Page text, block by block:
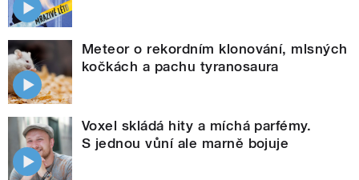
Meteor o rekordním klonování, mlsných
kočkách a pachu tyranosaura
Voxel skládá hity a míchá parfémy.
S jednou vůní ale marně bojuje